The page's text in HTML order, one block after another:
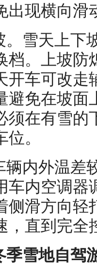
出现横向滑
。雪天上下
档。上坡防
开车可改走
避免在坡面
须在有雪的
。
辆内外温差
车内空调器
侧滑方向轻
，直到完全
季雪地自驾